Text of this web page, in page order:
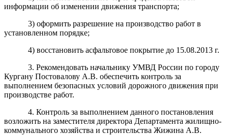
информации об изменении движения транспорта;
3) оформить разрешение на производство работ в
установленном порядке;
4) восстановить асфальтовое покрытие до 15.08.2013 г.
3. Рекомендовать начальнику УМВД России по городу
Кургану Постовалову А.В. обеспечить контроль за
выполнением безопасных условий дорожного движения при
производстве работ.
4. Контроль за выполнением данного постановления
возложить на заместителя директора Департамента жилищно-
коммунального хозяйства и строительства Жижина А.В.